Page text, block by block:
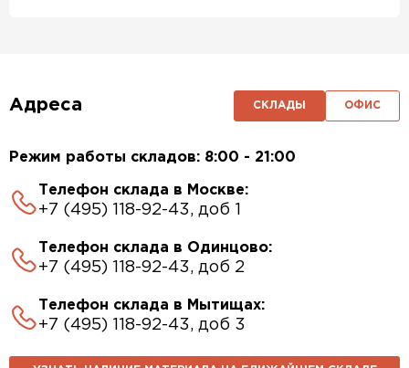
Адреса СКЛАДЫ ОФИС
Режим работы складов: 8:00 - 21:00
Телефон склада в Москве:
+7 (495) 118-92-43, доб 1
Телефон склада в Одинцово:
+7 (495) 118-92-43, доб 2
Телефон склада в Мытищах:
+7 (495) 118-92-43, доб 3